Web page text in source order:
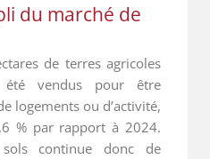
du marché de
de terres agricoles
vendus pour être
logements ou d’activité,
% par rapport à 2024.
sols continue donc de